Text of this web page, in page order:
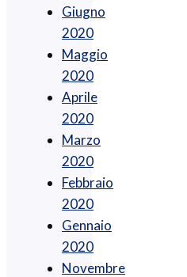
Giugno
2020
Maggio
2020
Aprile
2020
Marzo
2020
Febbraio
2020
Gennaio
2020
Novembre